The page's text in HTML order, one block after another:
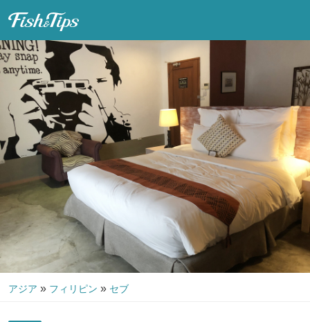
アジア » フィリピン » セブ